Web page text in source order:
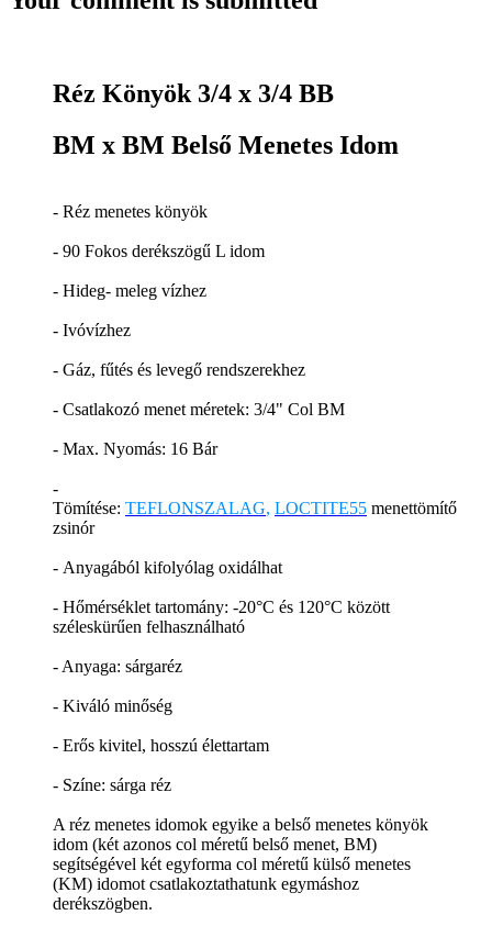
Réz Könyök 3/4 x 3/4 BB
BM x BM Belső Menetes Idom
- Réz menetes könyök
- 90 Fokos derékszögű L idom
- Hideg- meleg vízhez
- Ivóvízhez
- Gáz, fűtés és levegő rendszerekhez
- Csatlakozó menet méretek: 3/4" Col BM
- Max. Nyomás: 16 Bár
-
Tömítése: TEFLONSZALAG, LOCTITE55 menettömítő
zsinór
- Anyagából kifolyólag oxidálhat
- Hőmérséklet tartomány: -20°C és 120°C között
széleskürűen felhasználható
- Anyaga: sárgaréz
- Kiváló minőség
- Erős kivitel, hosszú élettartam
- Színe: sárga réz
A réz menetes idomok egyike a belső menetes könyök
idom (két azonos col méretű belső menet, BM)
segítségével két egyforma col méretű külső menetes
(KM) idomot csatlakoztathatunk egymáshoz
derékszögben.